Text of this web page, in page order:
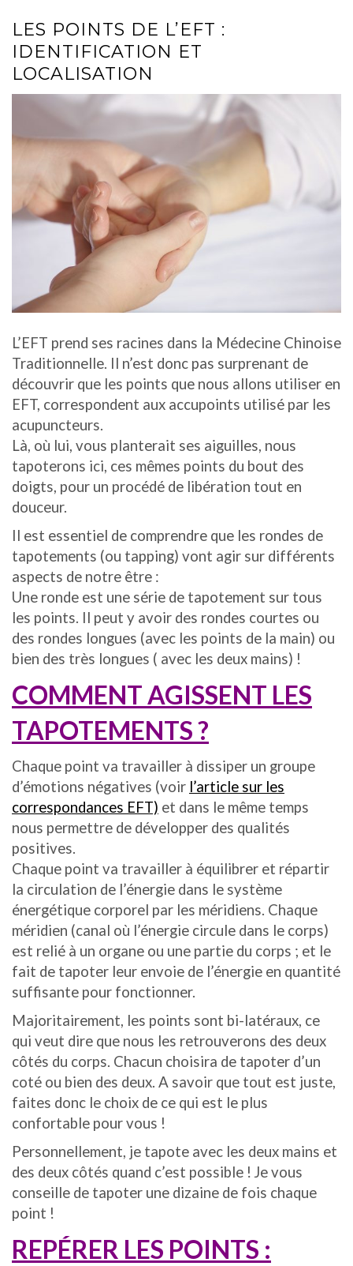
LES POINTS DE L’EFT :
IDENTIFICATION ET
LOCALISATION
L’EFT prend ses racines dans la Médecine Chinoise
Traditionnelle. Il n’est donc pas surprenant de
découvrir que les points que nous allons utiliser en
EFT, correspondent aux accupoints utilisé par les
acupuncteurs.
Là, où lui, vous planterait ses aiguilles, nous
tapoterons ici, ces mêmes points du bout des
doigts, pour un procédé de libération tout en
douceur.
Il est essentiel de comprendre que les rondes de
tapotements (ou tapping) vont agir sur différents
aspects de notre être :
Une ronde est une série de tapotement sur tous
les points. Il peut y avoir des rondes courtes ou
des rondes longues (avec les points de la main) ou
bien des très longues ( avec les deux mains) !
COMMENT AGISSENT LES
TAPOTEMENTS ?
Chaque point va travailler à dissiper un groupe
d’émotions négatives (voir l’article sur les
correspondances EFT) et dans le même temps
nous permettre de développer des qualités
positives.
Chaque point va travailler à équilibrer et répartir
la circulation de l’énergie dans le système
énergétique corporel par les méridiens. Chaque
méridien (canal où l’énergie circule dans le corps)
est relié à un organe ou une partie du corps ; et le
fait de tapoter leur envoie de l’énergie en quantité
suffisante pour fonctionner.
Majoritairement, les points sont bi-latéraux, ce
qui veut dire que nous les retrouverons des deux
côtés du corps. Chacun choisira de tapoter d’un
coté ou bien des deux. A savoir que tout est juste,
faites donc le choix de ce qui est le plus
confortable pour vous !
Personnellement, je tapote avec les deux mains et
des deux côtés quand c’est possible ! Je vous
conseille de tapoter une dizaine de fois chaque
point !
REPÉRER LES POINTS :